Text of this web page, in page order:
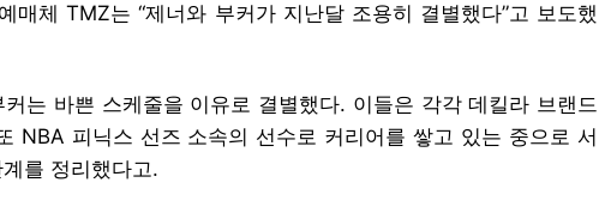
매체 TMZ는 “제너와 부커가 지난달 조용히 결별했다”고 보도했
는 바쁜 스케줄을 이유로 결별했다. 이들은 각각 데킬라 브랜드
NBA 피닉스 선즈 소속의 선수로 커리어를 쌓고 있는 중으로 서
를 정리했다고.